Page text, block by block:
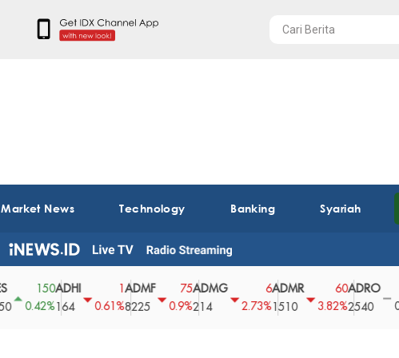
Market News Technology Banking Syariah
0.42%
ADHI
164
0.61%
ADMF
8225
0.9%
ADMG
214
2.73%
ADMR
1510
3.82%
ADRO
2540
0
0%
43